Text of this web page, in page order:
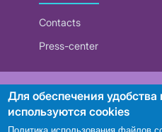
Contacts
Press-center
RUE "Beltelecom"
Для обеспечения удобства
используются cookies